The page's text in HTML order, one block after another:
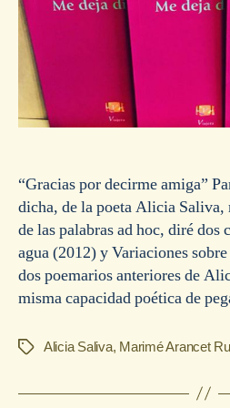
“Gracias por decirme amiga”
dicha, de la poeta Alicia
de las palabras ad hoc, diré dos
agua (2012) y Variaciones
dos poemarios anteriores de
misma capacidad poética de
EtiquetasAlicia Saliva, Marimé Arancet